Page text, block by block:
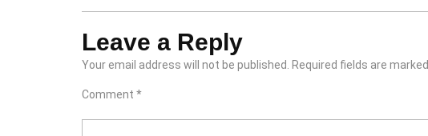
Leave a Reply
Your email address will not be published. Required fields are marked
Comment *